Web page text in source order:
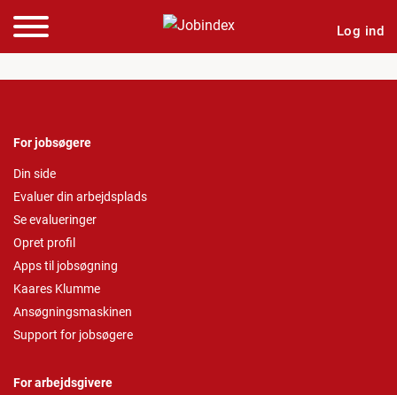
Log ind
For jobsøgere
Din side
Evaluer din arbejdsplads
Se evalueringer
Opret profil
Apps til jobsøgning
Kaares Klumme
Ansøgningsmaskinen
Support for jobsøgere
For arbejdsgivere